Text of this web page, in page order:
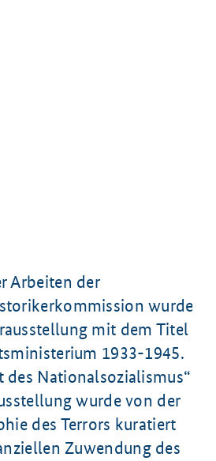
Arbeiten der
wurde
mit dem Titel
1933-1945.
des Nationalsozialismus“
wurde von der
des Terrors kuratiert
Zuwendung des